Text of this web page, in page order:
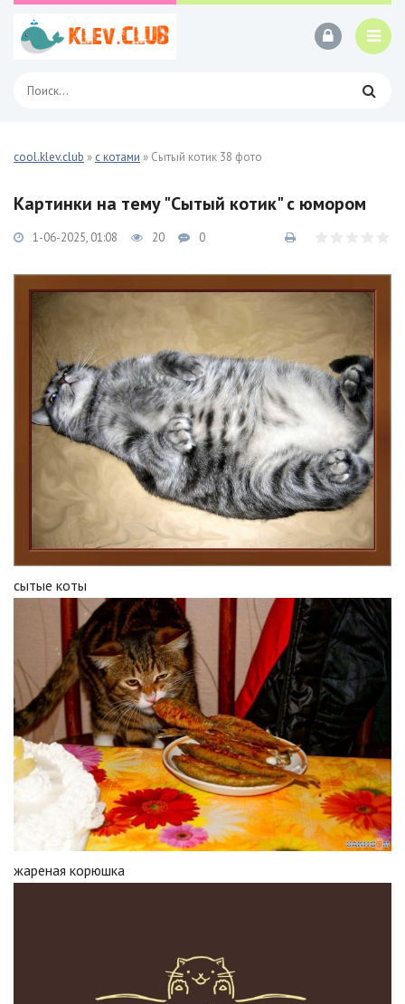
cool.klev.club » с котами » Сытый котик 38 фото
Картинки на тему "Сытый котик" с юмором
1-06-2025, 01:08 20 0
сытые коты
жареная корюшка